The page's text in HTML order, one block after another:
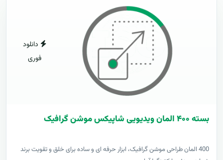
دانلود
فوری
بسته ۴۰۰ المان ویدیویی شاپیکس موشن گرافیک
400 المان طراحی موشن گرافیک، ابزار حرفه ای و ساده برای خلق و تقویت برند